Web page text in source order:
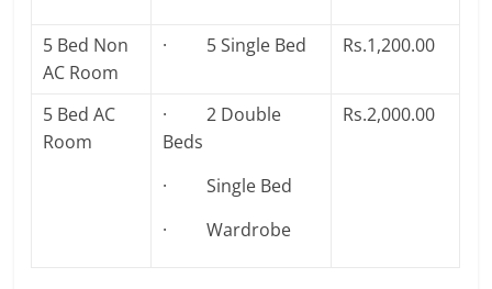
5 Bed Non
AC Room
· 5 Single Bed Rs.1,200.00
5 Bed AC
Room
· 2 Double
Beds
· Single Bed
· Wardrobe
Rs.2,000.00